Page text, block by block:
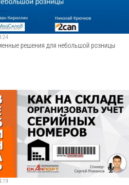
решения для небольшой розницы
совместного вебинара сервисов МойСклад и 2can
«Современные решения для небольшой
Вы расширяетесь и запускаете новые
точки? Или собираетесь открыть свой первый
магазин? Иван Кириллин, руков...
Cмотреть видео